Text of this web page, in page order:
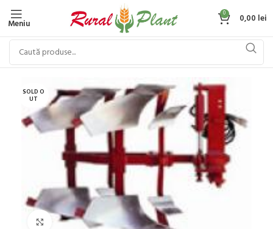
Meniu
0 0,00 lei
SOLD O
UT
Click to enlarge